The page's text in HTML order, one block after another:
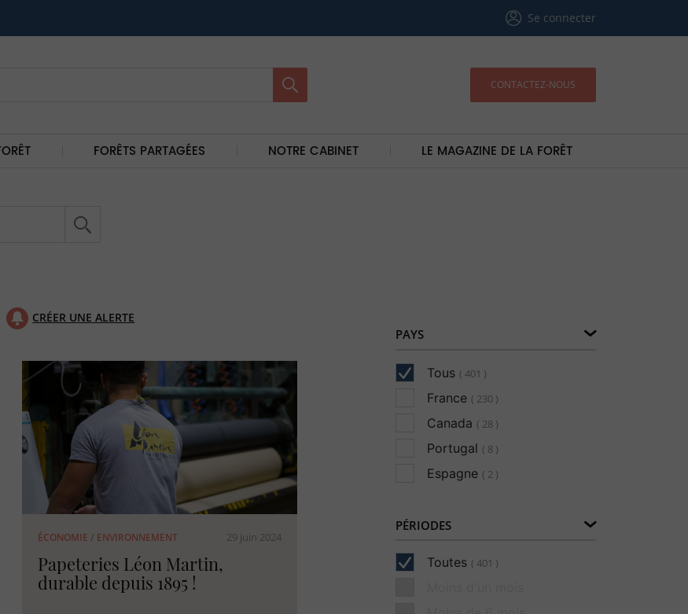
Se connecter
CONTACTEZ-NOUS
FORÊTS PARTAGÉES NOTRE CABINET LE MAGAZINE DE LA FORÊT
CRÉER UNE ALERTE
ÉCONOMIE / ENVIRONNEMENT 29 juin 2024
Papeteries Léon Martin,
durable depuis 1895 !
PAYS
Tous ( 401 )
France ( 230 )
Canada ( 28 )
Portugal ( 8 )
Espagne ( 2 )
PÉRIODES
Toutes ( 401 )